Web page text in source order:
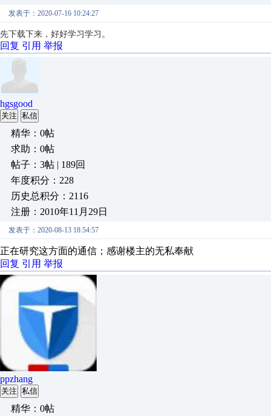
发表于：2020-07-16 10:24:27
先下载下来，好好学习学习。
回复 引用 举报
hgsgood
关注 私信
精华：0帖
求助：0帖
帖子：3帖 | 189回
年度积分：228
历史总积分：2116
注册：2010年11月29日
发表于：2020-08-13 18:54:57
正在研究这方面的通信；感谢楼主的无私奉献
回复 引用 举报
ppzhang
关注 私信
精华：0帖